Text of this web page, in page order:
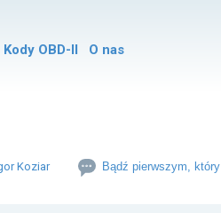
Kody OBD-II O nas
Koziar Bądź pierwszym,